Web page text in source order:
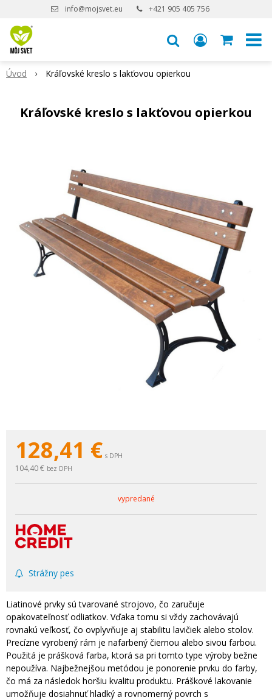
info@mojsvet.eu +421 905 405 756
Úvod Kráľovské kreslo s lakťovou opierkou
Kráľovské kreslo s lakťovou opierkou
128,41 € s DPH
104,40 € bez DPH
vypredané
Strážny pes
Liatinové prvky sú tvarované strojovo, čo zaručuje
opakovateľnosť odliatkov. Vďaka tomu si vždy zachovávajú
rovnakú veľkosť, čo ovplyvňuje aj stabilitu lavičiek alebo stolov.
Precízne vyrobený rám je nafarbený čiernou alebo sivou farbou.
Použitá je prášková farba, ktorá sa pri tomto type výroby bežne
nepoužíva. Najbežnejšou metódou je ponorenie prvku do farby,
čo má za následok horšiu kvalitu produktu. Práškové lakovanie
umožňuje dosiahnuť hladký a rovnomerný povrch s